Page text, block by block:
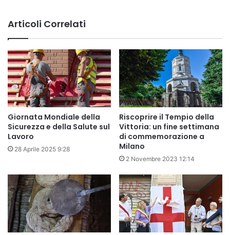
Articoli Correlati
Giornata Mondiale della
Sicurezza e della Salute sul
Lavoro
28 Aprile 2025 9:28
Riscoprire il Tempio della
Vittoria: un fine settimana
di commemorazione a
Milano
2 Novembre 2023 12:14